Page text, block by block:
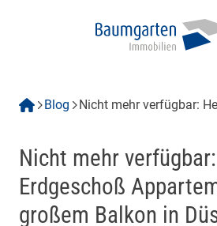
Blog
Nicht mehr verfügbar:
Düsseldorf-Unterbach
Nicht mehr
Erdgeschoß
großem Balkon in